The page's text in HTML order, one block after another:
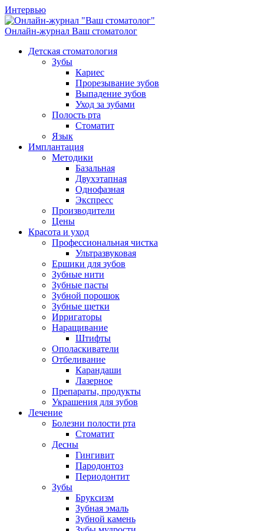
Интервью
Онлайн-журнал Ваш стоматолог
Детская стоматология
Зубы
Кариес
Прорезывание зубов
Выпадение зубов
Уход за зубами
Полость рта
Стоматит
Язык
Имплантация
Методики
Базальная
Двухэтапная
Однофазная
Экспресс
Производители
Цены
Красота и уход
Профессиональная чистка
Ультразвуковая
Ершики для зубов
Зубные нити
Зубные пасты
Зубной порошок
Зубные щетки
Ирригаторы
Наращивание
Штифты
Ополаскиватели
Отбеливание
Карандаши
Лазерное
Препараты, продукты
Украшения для зубов
Лечение
Болезни полости рта
Стоматит
Десны
Гингивит
Пародонтоз
Периодонтит
Зубы
Бруксизм
Зубная эмаль
Зубной камень